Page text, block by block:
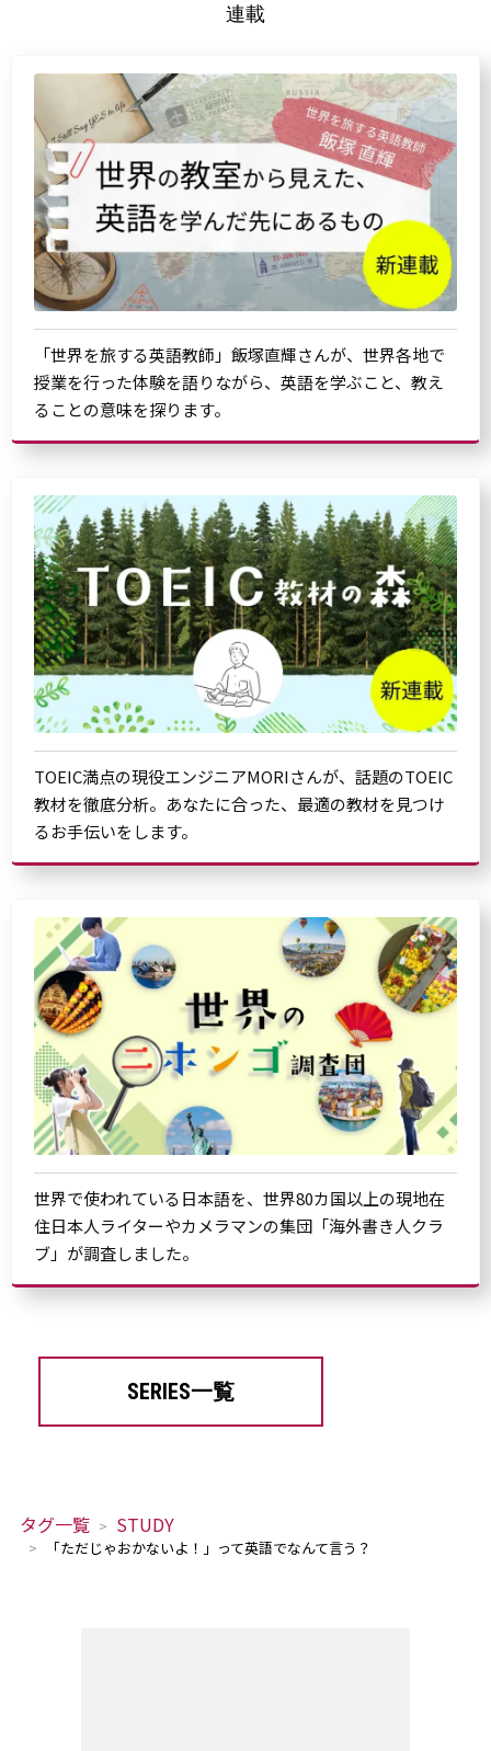
連載
「世界を旅する英語教師」飯塚直輝さんが、世界各地で
授業を行った体験を語りながら、英語を学ぶこと、教え
ることの意味を探ります。
TOEIC満点の現役エンジニアMORIさんが、話題のTOEIC
教材を徹底分析。あなたに合った、最適の教材を見つけ
るお手伝いをします。
世界で使われている日本語を、世界80カ国以上の現地在
住日本人ライターやカメラマンの集団「海外書き人クラ
ブ」が調査しました。
SERIES一覧
タグ一覧 STUDY
「ただじゃおかないよ！」って英語でなんて言う？